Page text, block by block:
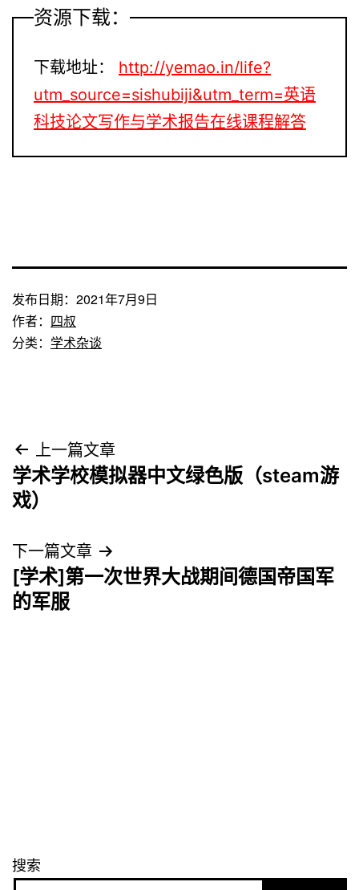
资源下载：
下载地址：
http://yemao.in/life?
utm_source=sishubiji&utm_term=英语
科技论文写作与学术报告在线课程解答
发布日期： 2021年7月9日
作者： 四叔
分类： 学术杂谈
文
章
航
上一篇文章
学术学校模拟器中文绿色版（steam游
戏）
下一篇文章
[学术]第一次世界大战期间德国帝国军
的军服
搜索